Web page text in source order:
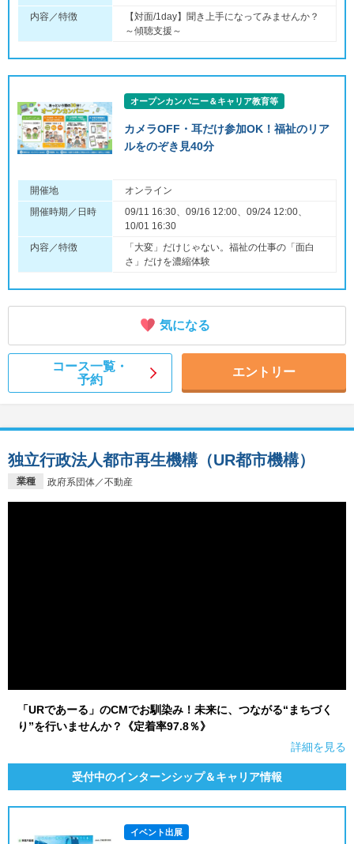
内容／特徴
【対面/1day】聞き上手になってみませんか？
～傾聴支援～
オープンカンパニー＆キャリア教育等
カメラOFF・耳だけ参加OK！福祉のリア
ルをのぞき見40分
開催地
オンライン
開催時期／日時
09/11 16:30、09/16 12:00、09/24 12:00、
10/01 16:30
内容／特徴
「大変」だけじゃない。福祉の仕事の「面白
さ」だけを濃縮体験
気になる
コース一覧・
予約
エントリー
業種 政府系団体／不動産
独立行政法人都市再生機構（UR都市機構）
「URであーる」のCMでお馴染み！未来に、つながる“まちづく
り”を行いませんか？《定着率97.8％》
詳細を見る
受付中のインターンシップ＆キャリア情報
イベント出展